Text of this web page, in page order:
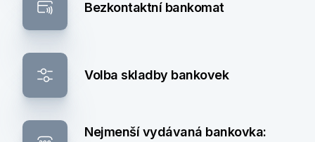
Bezkontaktní bankomat
Volba skladby bankovek
Nejmenší vydávaná bankovka: